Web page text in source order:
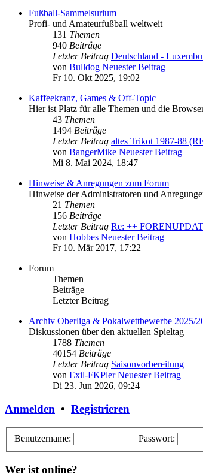
Fußball-Sammelsurium
Profi- und Amateurfußball weltweit
131 Themen
940 Beiträge
Letzter Beitrag Deutschland -
von Bulldog Neuester Beitrag
Fr 10. Okt 2025, 19:02
Kaffeekranz, Games & Off-Topic
Hier ist Platz für alle Themen und die
43 Themen
1494 Beiträge
Letzter Beitrag altes Trikot 1987-88
von BangerMike Neuester Beitrag
Mi 8. Mai 2024, 18:47
Hinweise & Anregungen zum Forum
Hinweise der Administratoren und
21 Themen
156 Beiträge
Letzter Beitrag Re: ++
von Hobbes Neuester Beitrag
Fr 10. Mär 2017, 17:22
Forum
Themen
Beiträge
Letzter Beitrag
Archiv Oberliga & Pokalwettbewerbe 2025/
Diskussionen über den aktuellen Spieltag
1788 Themen
40154 Beiträge
Letzter Beitrag Saisonvorbereitung
von Exil-FKPler Neuester Beitrag
Di 23. Jun 2026, 09:24
Anmelden • Registrieren
Benutzername: Passwort:
Wer ist online?